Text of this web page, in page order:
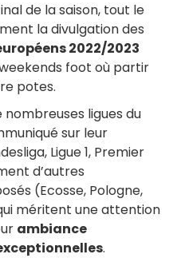
de la saison, tout le
la divulgation des
2022/2023
foot où partir
potes.
ligues du
sur leur
Ligue 1, Premier
d’autres
(Ecosse, Pologne,
méritent une attention
ambiance
.